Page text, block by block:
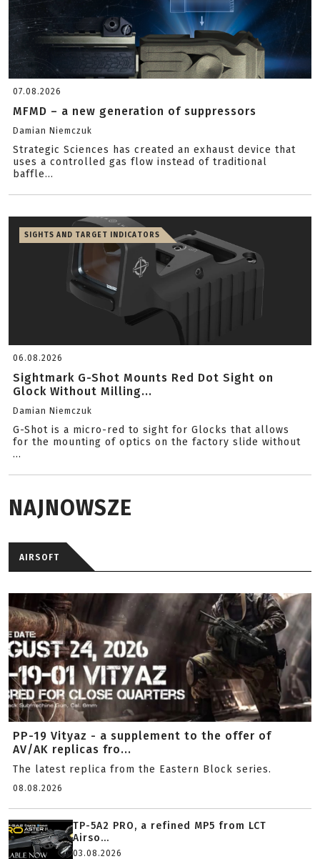
07.08.2026
MFMD – a new generation of suppressors
Damian Niemczuk
Strategic Sciences has created an exhaust device that
uses a controlled gas flow instead of traditional
baffle...
SIGHTS AND TARGET INDICATORS
06.08.2026
Sightmark G-Shot Mounts Red Dot Sight on
Glock Without Milling...
Damian Niemczuk
G-Shot is a micro-red to sight for Glocks that allows
for the mounting of optics on the factory slide without
...
NAJNOWSZE
AIRSOFT
PP-19 Vityaz - a supplement to the offer of
AV/AK replicas fro...
The latest replica from the Eastern Block series.
08.08.2026
TP-5A2 PRO, a refined MP5 from LCT
Airso...
03.08.2026